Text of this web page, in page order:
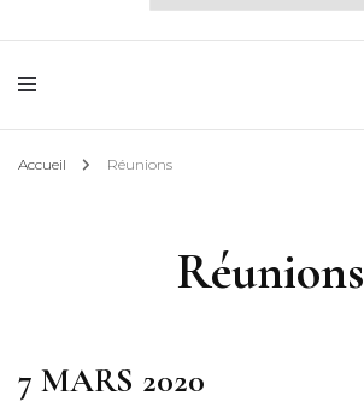
Furicano
50ème Unité Reine Astrid
Accueil Réunions
Réunions
7 MARS 2020